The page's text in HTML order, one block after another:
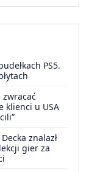
PS5.
klienci u USA
znalazł
gier za